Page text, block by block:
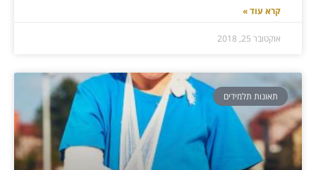
קרא עוד »
אוקטובר 25, 2018
תאונות תלמידים